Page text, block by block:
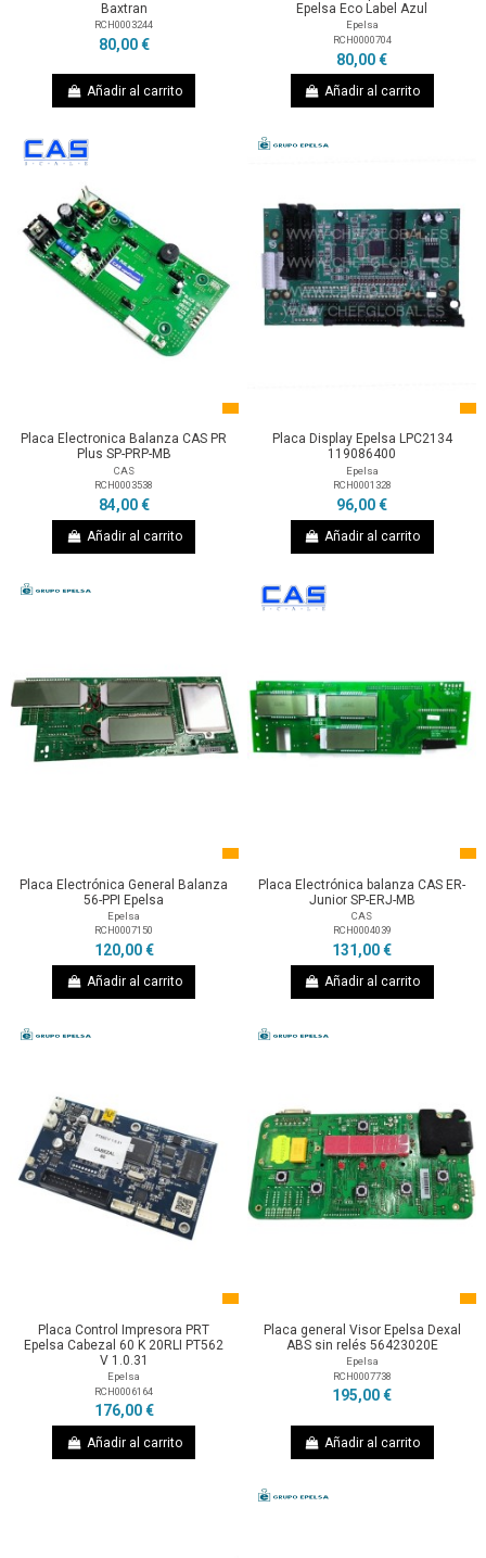
Baxtran
RCH0003244
80,00 €
Añadir al carrito
Epelsa Eco Label Azul
Epelsa
RCH0000704
80,00 €
Añadir al carrito
Placa Electronica Balanza CAS PR
Plus SP-PRP-MB
CAS
RCH0003538
84,00 €
Añadir al carrito
Placa Display Epelsa LPC2134
119086400
Epelsa
RCH0001328
96,00 €
Añadir al carrito
Placa Electrónica General Balanza
56-PPI Epelsa
Epelsa
RCH0007150
120,00 €
Añadir al carrito
Placa Electrónica balanza CAS ER-
Junior SP-ERJ-MB
CAS
RCH0004039
131,00 €
Añadir al carrito
Placa Control Impresora PRT
Epelsa Cabezal 60 K 20RLI PT562
V 1.0.31
Epelsa
RCH0006164
176,00 €
Añadir al carrito
Placa general Visor Epelsa Dexal
ABS sin relés 56423020E
Epelsa
RCH0007738
195,00 €
Añadir al carrito